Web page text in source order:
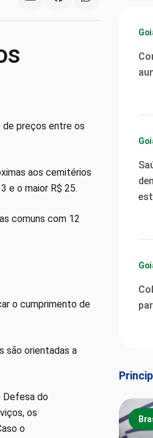
de preços entre os
aos cemitérios
e o maior R$ 25.
comuns com 12
o cumprimento de
são orientadas a
Defesa do
os
o